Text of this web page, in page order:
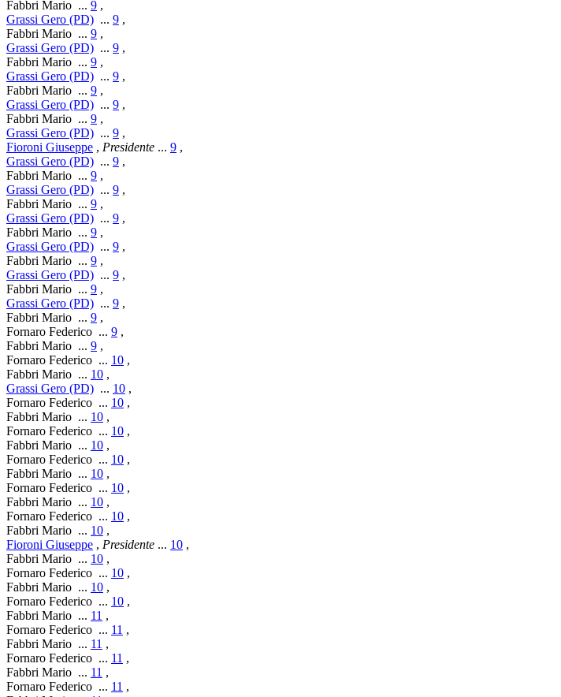
Fabbri Mario ... 9 ,
Grassi Gero (PD) ... 9 ,
Fabbri Mario ... 9 ,
Grassi Gero (PD) ... 9 ,
Fabbri Mario ... 9 ,
Grassi Gero (PD) ... 9 ,
Fabbri Mario ... 9 ,
Grassi Gero (PD) ... 9 ,
Fabbri Mario ... 9 ,
Grassi Gero (PD) ... 9 ,
Fioroni Giuseppe , Presidente ... 9 ,
Grassi Gero (PD) ... 9 ,
Fabbri Mario ... 9 ,
Grassi Gero (PD) ... 9 ,
Fabbri Mario ... 9 ,
Grassi Gero (PD) ... 9 ,
Fabbri Mario ... 9 ,
Grassi Gero (PD) ... 9 ,
Fabbri Mario ... 9 ,
Grassi Gero (PD) ... 9 ,
Fabbri Mario ... 9 ,
Grassi Gero (PD) ... 9 ,
Fabbri Mario ... 9 ,
Fornaro Federico ... 9 ,
Fabbri Mario ... 9 ,
Fornaro Federico ... 10 ,
Fabbri Mario ... 10 ,
Grassi Gero (PD) ... 10 ,
Fornaro Federico ... 10 ,
Fabbri Mario ... 10 ,
Fornaro Federico ... 10 ,
Fabbri Mario ... 10 ,
Fornaro Federico ... 10 ,
Fabbri Mario ... 10 ,
Fornaro Federico ... 10 ,
Fabbri Mario ... 10 ,
Fornaro Federico ... 10 ,
Fabbri Mario ... 10 ,
Fioroni Giuseppe , Presidente ... 10 ,
Fabbri Mario ... 10 ,
Fornaro Federico ... 10 ,
Fabbri Mario ... 10 ,
Fornaro Federico ... 10 ,
Fabbri Mario ... 11 ,
Fornaro Federico ... 11 ,
Fabbri Mario ... 11 ,
Fornaro Federico ... 11 ,
Fabbri Mario ... 11 ,
Fornaro Federico ... 11 ,